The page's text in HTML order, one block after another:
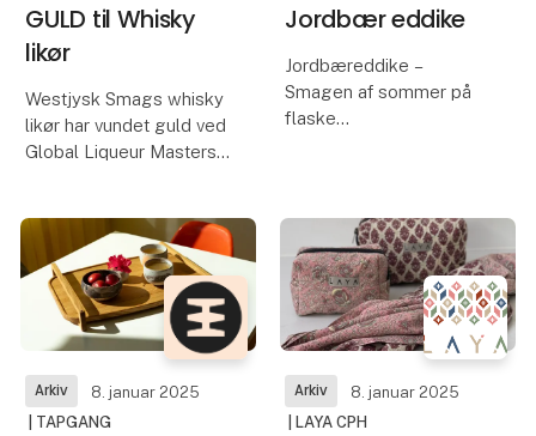
GULD til Whisky
likør
Westjysk Smags whisky
likør har vundet guld ved
Global Liqueur Masters
Denne prestigefyldte
pris anerkender likørens
enestående kvalitet og
unikke smagsprofil.
En international hyldest t
Jordbær eddike
Jordbæreddike –
Smagen af sommer på
flaske
og syrlighed med vores
håndlavede
jordbæreddike. Skabt
med solmodne jordbær
og naturlige råvarer,
løfter den både
Arkiv
8. januar 2025
| TAPGANG
Arkiv
8. januar 2025
| LAYA CPH